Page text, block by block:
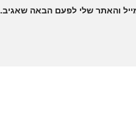
והאתר שלי לפעם הבאה שאגיב.